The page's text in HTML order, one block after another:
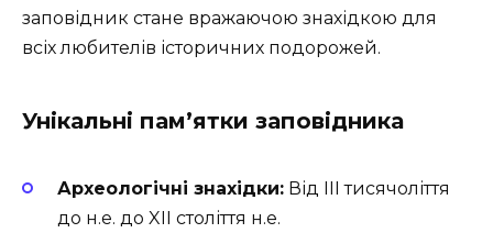
заповідник стане вражаючою знахідкою для
всіх любителів історичних подорожей.
Унікальні пам’ятки заповідника
Археологічні знахідки: Від III тисячоліття
до н.е. до XII століття н.е.